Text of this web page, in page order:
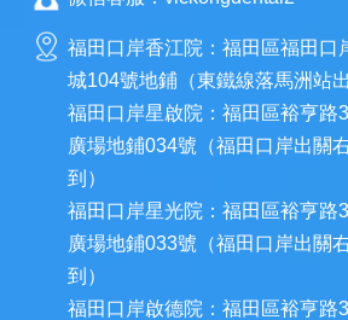
福田口岸香江院：福田區福田口
城104號地鋪（東鐵線落馬洲站
福田口岸星啟院：福田區裕亨路
廣場地鋪034號（福田口岸出關
到）
福田口岸星光院：福田區裕亨路
廣場地鋪033號（福田口岸出關
到）
福田口岸啟德院：福田區裕亨路